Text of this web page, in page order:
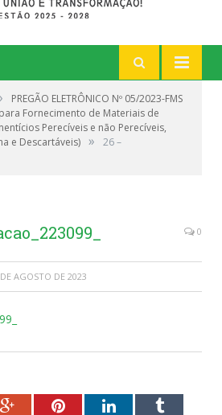
PREGÃO ELETRÔNICO Nº 05/2023-FMS
Fornecimento de Materiais de
Perecíveis e não Perecíveis,
e Descartáveis) »
26 –
0
AGOSTO DE 2023
Google+PinterestLinkedInTumblr